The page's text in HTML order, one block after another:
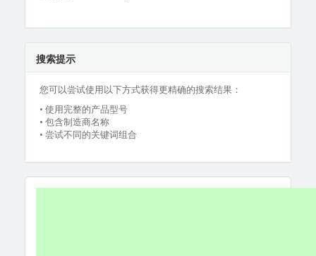
搜索提示
您可以尝试使用以下方式获得更精确的搜索结果：
• 使用完整的产品型号
• 包含制造商名称
• 尝试不同的关键词组合